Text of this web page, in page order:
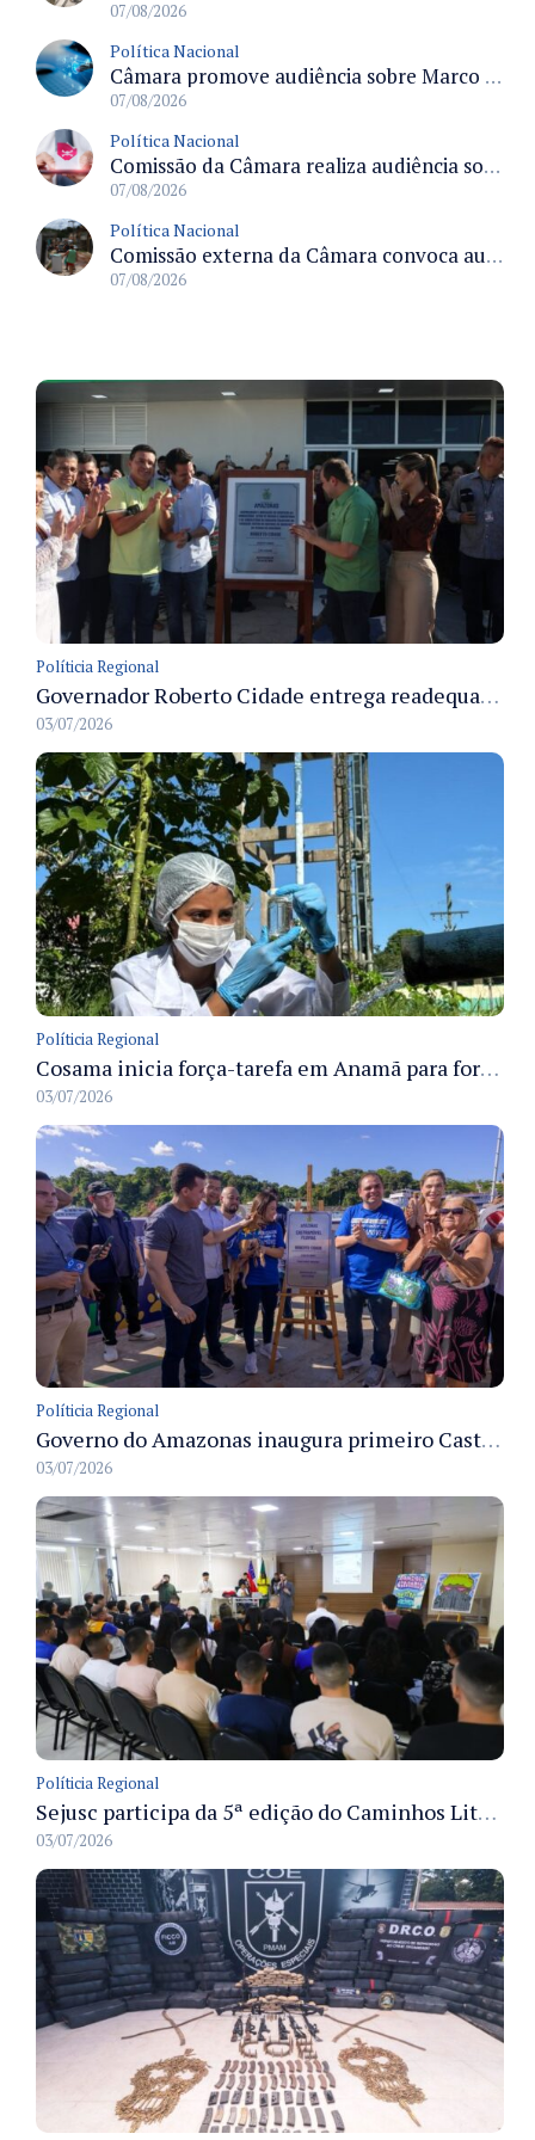
07/08/2026
Política Nacional
Câmara promove audiência sobre Marco de Fomento à Economia Digital e impactos da inteligência artificial
07/08/2026
Política Nacional
Comissão da Câmara realiza audiência sobre apostas online para medir o tamanho do mercado ilegal
07/08/2026
Política Nacional
Comissão externa da Câmara convoca audiência pública sobre chuvas na Zona da Mata de Minas Gerais e impactos em Juiz de Fora
07/08/2026
Políticia Regional
Governador Roberto Cidade entrega readequação do ambulatório da FCecon e amplia capacidade de atendimento oncológico em Manaus
03/07/2026
Políticia Regional
Cosama inicia força-tarefa em Anamã para fortalecer abastecimento de água e segurança hídrica da população
03/07/2026
Políticia Regional
Governo do Amazonas inaugura primeiro Castramóvel Fluvial para atendimento veterinário às comunidades ribeirinhas e castração gratuita
03/07/2026
Políticia Regional
Sejusc participa da 5ª edição do Caminhos Literários com foco na cultura hip-hop nas unidades socioeducativas
03/07/2026